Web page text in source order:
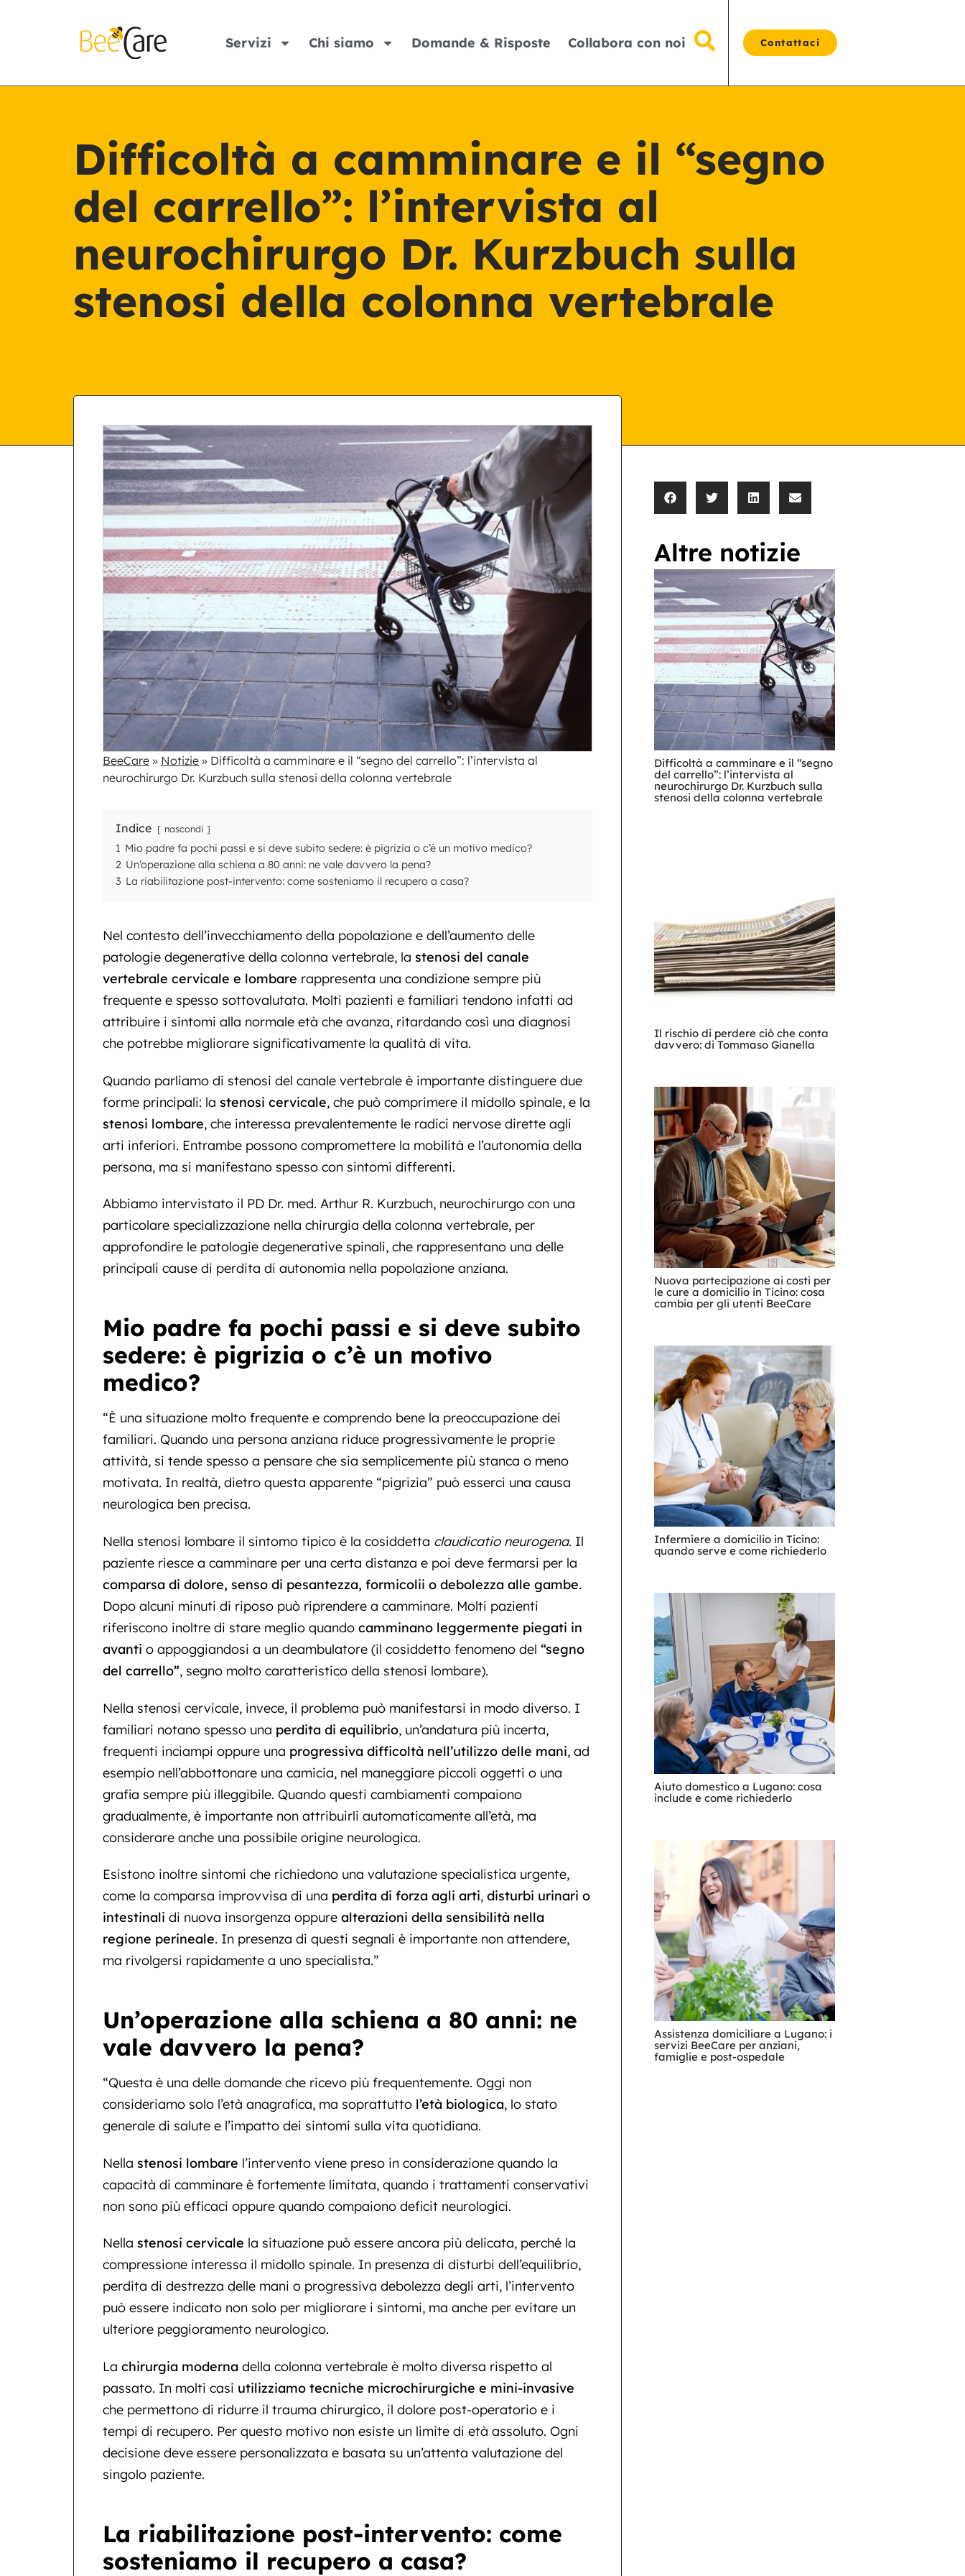
Servizi Chi siamo Domande & Risposte Collabora con noi Contattaci
Difficoltà a camminare e il “segno
del carrello”: l’intervista al
neurochirurgo Dr. Kurzbuch sulla
stenosi della colonna vertebrale
BeeCare » Notizie » Difficoltà a camminare e il “segno del carrello”: l’intervista al
neurochirurgo Dr. Kurzbuch sulla stenosi della colonna vertebrale
Indice nascondi
1 Mio padre fa pochi passi e si deve subito sedere: è pigrizia o c’è un motivo medico?
2 Un’operazione alla schiena a 80 anni: ne vale davvero la pena?
3 La riabilitazione post-intervento: come sosteniamo il recupero a casa?
Nel contesto dell’invecchiamento della popolazione e dell’aumento delle
patologie degenerative della colonna vertebrale, la stenosi del canale
vertebrale cervicale e lombare rappresenta una condizione sempre più
frequente e spesso sottovalutata. Molti pazienti e familiari tendono infatti ad
attribuire i sintomi alla normale età che avanza, ritardando così una diagnosi
che potrebbe migliorare significativamente la qualità di vita.
Quando parliamo di stenosi del canale vertebrale è importante distinguere due
forme principali: la stenosi cervicale, che può comprimere il midollo spinale, e la
stenosi lombare, che interessa prevalentemente le radici nervose dirette agli
arti inferiori. Entrambe possono compromettere la mobilità e l’autonomia della
persona, ma si manifestano spesso con sintomi differenti.
Abbiamo intervistato il PD Dr. med. Arthur R. Kurzbuch, neurochirurgo con una
particolare specializzazione nella chirurgia della colonna vertebrale, per
approfondire le patologie degenerative spinali, che rappresentano una delle
principali cause di perdita di autonomia nella popolazione anziana.
Mio padre fa pochi passi e si deve subito
sedere: è pigrizia o c’è un motivo
medico?
“È una situazione molto frequente e comprendo bene la preoccupazione dei
familiari. Quando una persona anziana riduce progressivamente le proprie
attività, si tende spesso a pensare che sia semplicemente più stanca o meno
motivata. In realtà, dietro questa apparente “pigrizia” può esserci una causa
neurologica ben precisa.
Nella stenosi lombare il sintomo tipico è la cosiddetta claudicatio neurogena. Il
paziente riesce a camminare per una certa distanza e poi deve fermarsi per la
comparsa di dolore, senso di pesantezza, formicolii o debolezza alle gambe.
Dopo alcuni minuti di riposo può riprendere a camminare. Molti pazienti
riferiscono inoltre di stare meglio quando camminano leggermente piegati in
avanti o appoggiandosi a un deambulatore (il cosiddetto fenomeno del “segno
del carrello”, segno molto caratteristico della stenosi lombare).
Nella stenosi cervicale, invece, il problema può manifestarsi in modo diverso. I
familiari notano spesso una perdita di equilibrio, un’andatura più incerta,
frequenti inciampi oppure una progressiva difficoltà nell’utilizzo delle mani, ad
esempio nell’abbottonare una camicia, nel maneggiare piccoli oggetti o una
grafia sempre più illeggibile. Quando questi cambiamenti compaiono
gradualmente, è importante non attribuirli automaticamente all’età, ma
considerare anche una possibile origine neurologica.
Esistono inoltre sintomi che richiedono una valutazione specialistica urgente,
come la comparsa improvvisa di una perdita di forza agli arti, disturbi urinari o
intestinali di nuova insorgenza oppure alterazioni della sensibilità nella
regione perineale. In presenza di questi segnali è importante non attendere,
ma rivolgersi rapidamente a uno specialista.”
Un’operazione alla schiena a 80 anni: ne
vale davvero la pena?
“Questa è una delle domande che ricevo più frequentemente. Oggi non
consideriamo solo l’età anagrafica, ma soprattutto l’età biologica, lo stato
generale di salute e l’impatto dei sintomi sulla vita quotidiana.
Nella stenosi lombare l’intervento viene preso in considerazione quando la
capacità di camminare è fortemente limitata, quando i trattamenti conservativi
non sono più efficaci oppure quando compaiono deficit neurologici.
Nella stenosi cervicale la situazione può essere ancora più delicata, perché la
compressione interessa il midollo spinale. In presenza di disturbi dell’equilibrio,
perdita di destrezza delle mani o progressiva debolezza degli arti, l’intervento
può essere indicato non solo per migliorare i sintomi, ma anche per evitare un
ulteriore peggioramento neurologico.
La chirurgia moderna della colonna vertebrale è molto diversa rispetto al
passato. In molti casi utilizziamo tecniche microchirurgiche e mini-invasive
che permettono di ridurre il trauma chirurgico, il dolore post-operatorio e i
tempi di recupero. Per questo motivo non esiste un limite di età assoluto. Ogni
decisione deve essere personalizzata e basata su un’attenta valutazione del
singolo paziente.
La riabilitazione post-intervento: come
sosteniamo il recupero a casa?
Altre notizie
Difficoltà a camminare e il “segno
del carrello”: l’intervista al
neurochirurgo Dr. Kurzbuch sulla
stenosi della colonna vertebrale
Il rischio di perdere ciò che conta
davvero: di Tommaso Gianella
Nuova partecipazione ai costi per
le cure a domicilio in Ticino: cosa
cambia per gli utenti BeeCare
Infermiere a domicilio in Ticino:
quando serve e come richiederlo
Aiuto domestico a Lugano: cosa
include e come richiederlo
Assistenza domiciliare a Lugano: i
servizi BeeCare per anziani,
famiglie e post-ospedale